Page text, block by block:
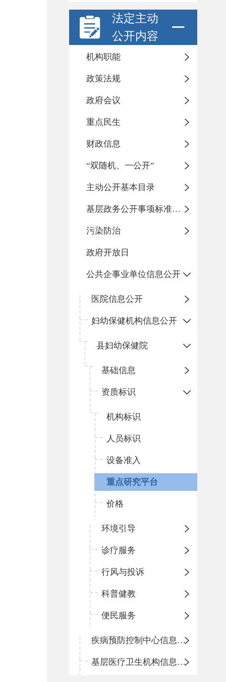
法定主动
公开内容
机构职能
政策法规
政府会议
重点民生
财政信息
“双随机、一公开”
主动公开基本目录
基层政务公开事项标准目录
污染防治
政府开放日
公共企事业单位信息公开
医院信息公开
妇幼保健机构信息公开
县妇幼保健院
基础信息
资质标识
机构标识
人员标识
设备准入
重点研究平台
价格
环境引导
诊疗服务
行风与投诉
科普健教
便民服务
疾病预防控制中心信息公开
基层医疗卫生机构信息公开